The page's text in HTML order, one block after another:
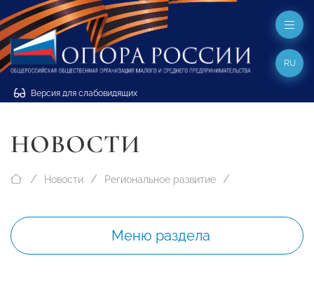
Версия для слабовидящих
RU
НОВОСТИ
Новости Региональное развитие
Меню раздела